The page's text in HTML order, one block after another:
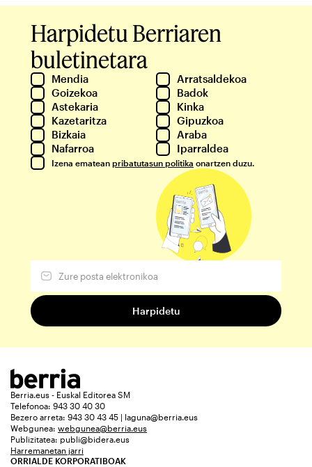
Harpidetu Berriaren
buletinetara
Mendia
Arratsaldekoa
Goizekoa
Badok
Astekaria
Kinka
Kazetaritza
Gipuzkoa
Bizkaia
Araba
Nafarroa
Iparraldea
Izena ematean pribatutasun politika onartzen duzu.
Berria.eus - Euskal Editorea SM
Telefonoa: 943 30 40 30
Bezero arreta: 943 30 43 45 | laguna@berria.eus
Webgunea: webgunea@berria.eus
Publizitatea: publi@bidera.eus
Harremanetan jarri
ORRIALDE KORPORATIBOAK